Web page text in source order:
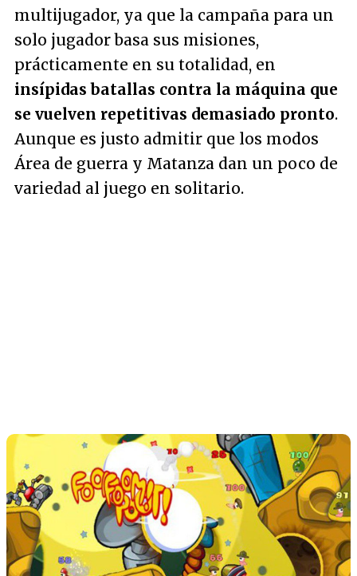
multijugador, ya que la campaña para un
solo jugador basa sus misiones,
prácticamente en su totalidad, en
insípidas batallas contra la máquina que
se vuelven repetitivas demasiado pronto.
Aunque es justo admitir que los modos
Área de guerra y Matanza dan un poco de
variedad al juego en solitario.